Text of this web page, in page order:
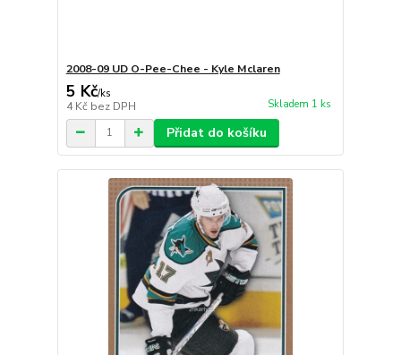
2008-09 UD O-Pee-Chee - Kyle Mclaren
5 Kč/ks
4 Kč bez DPH Skladem 1 ks
Přidat do košíku